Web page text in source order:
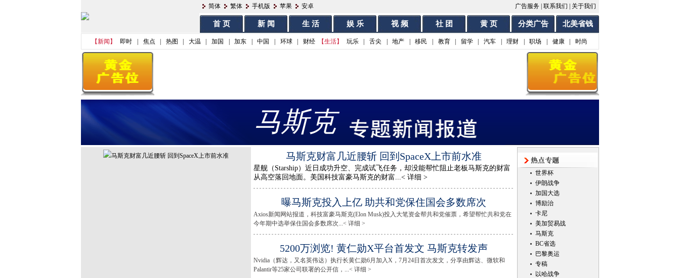
简体 繁体 手机版 苹果 安卓 广告服务 联系我们 关于我们
首 页 新 闻 生 活 娱 乐 视 频 社 团 黄 页 分类广告 北美省钱
【新闻】 即时 焦点 热图 大温 加国 加东 中国 环球 财经 【生活】 玩乐 舌尖 地产 移民 教育 留学 汽车 理财 职场 健康 时尚
马斯克
马斯克财富几近腰斩 回到SpaceX上市前水准
星舰（Starship）近日成功升空、完成试飞任务，却没能帮忙阻止老板马斯克的财富
从高空落回地面。美国科技富豪马斯克的财富...< 详细 >
曝马斯克投入上亿 助共和党保住国会多数席次
Axios新闻网站报道，科技富豪马斯克(Elon Musk)投入大笔资金帮共和党催票，希望帮忙共和党在
今年期中选举保住国会多数席次...< 详细 >
5200万浏览! 黄仁勋X平台首发文 马斯克转发声
Nvidia（辉达，又名英伟达）执行长黄仁勋6月加入X，7月24日首次发文，分享由辉达、微软和
Palantir等25家公司联署的公开信，...< 详细 >
世界杯
伊朗战争
加国大选
博励治
卡尼
美加贸易战
马斯克
BC省选
巴黎奥运
专稿
以哈战争